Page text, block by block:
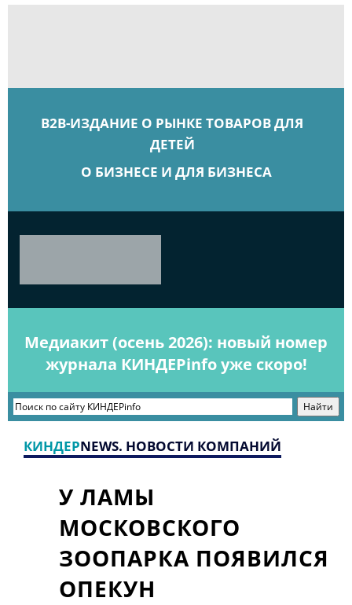
B2B-ИЗДАНИЕ О РЫНКЕ ТОВАРОВ ДЛЯ
ДЕТЕЙ
О БИЗНЕСЕ И ДЛЯ БИЗНЕСА
Медиакит (осень 2026): новый номер
журнала КИНДЕРinfo уже скоро!
КИНДЕРNEWS. НОВОСТИ КОМПАНИЙ
У ЛАМЫ
МОСКОВСКОГО
ЗООПАРКА ПОЯВИЛСЯ
ОПЕКУН